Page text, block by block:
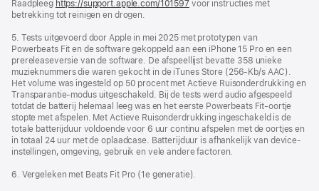
Raadpleeg https://support.apple.com/101597voor instructies met
betrekking tot reinigen en drogen.
5. Tests uitgevoerd door Apple in mei 2025 met prototypen van
Powerbeats Fit en de software gekoppeld aan een iPhone 15 Pro en een
prereleaseversie van de software. De afspeellijst bevatte 358 unieke
muzieknummers die waren gekocht in de iTunes Store (256‑Kb/s AAC).
Het volume was ingesteld op 50 procent met Actieve Ruisonderdrukking en
Transparantie-modus uitgeschakeld. Bij de tests werd audio afgespeeld
totdat de batterij helemaal leeg was en het eerste Powerbeats Fit-oortje
stopte met afspelen. Met Actieve Ruisonderdrukking ingeschakeld is de
totale batterijduur voldoende voor 6 uur continu afspelen met de oortjes en
in totaal 24 uur met de oplaadcase. Batterijduur is afhankelijk van device-
instellingen, omgeving, gebruik en vele andere factoren.
6. Vergeleken met Beats Fit Pro (1e generatie).